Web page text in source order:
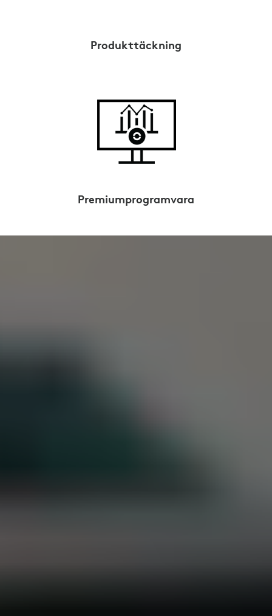
Produkttäckning
Premiumprogramvara